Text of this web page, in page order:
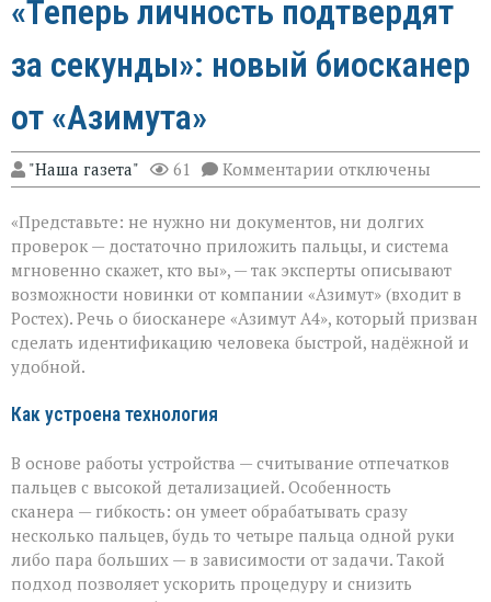
«Теперь личность подтвердят
за секунды»: новый биосканер
от «Азимута»
"Наша газета" 61 Комментарии к
записи
личность
подтвердят
за
секунды»:
новый
биосканер
от
«Азимута»
отключены
«Представьте: не нужно ни документов, ни долгих
проверок — достаточно приложить пальцы, и система
мгновенно скажет, кто вы», — так эксперты описывают
возможности новинки от компании «Азимут» (входит в
Ростех). Речь о биосканере «Азимут А4», который призван
сделать идентификацию человека быстрой, надёжной и
удобной.
Как устроена технология
В основе работы устройства — считывание отпечатков
пальцев с высокой детализацией. Особенность
сканера — гибкость: он умеет обрабатывать сразу
несколько пальцев, будь то четыре пальца одной руки
либо пара больших — в зависимости от задачи. Такой
подход позволяет ускорить процедуру и снизить